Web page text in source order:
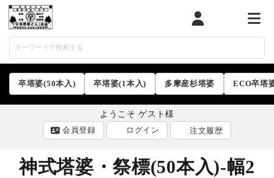
マイページカート メニ
卒塔婆(50本入) 卒塔婆(1本入) 多摩産杉塔婆 ECO卒塔
ようこそ ゲスト様
会員登録
ログイン 注文履歴
神式塔婆・祭標(50本入)-幅2